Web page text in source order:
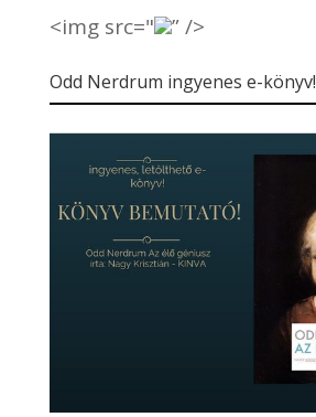
<img src=" ” />
Odd Nerdrum ingyenes e-könyv!